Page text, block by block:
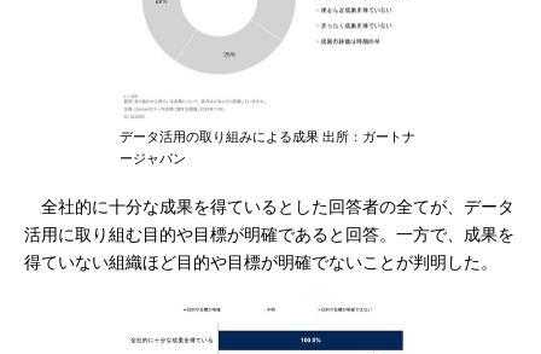
データ活用の取り組みによる成果 出所：ガートナ
ージャパン
全社的に十分な成果を得ているとした回答者の全てが、データ
活用に取り組む目的や目標が明確であると回答。一方で、成果を
得ていない組織ほど目的や目標が明確でないことが判明した。